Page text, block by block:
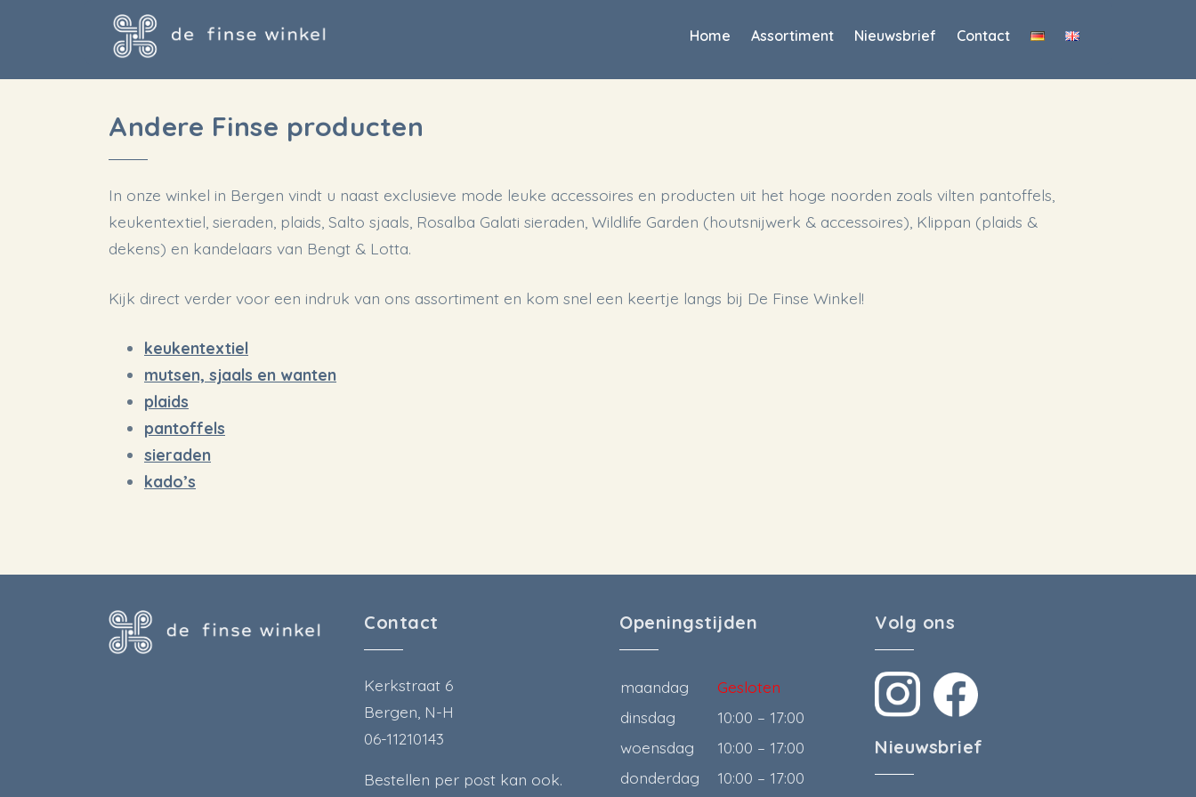
Home Assortiment Nieuwsbrief Contact
Andere Finse producten
In onze winkel in Bergen vindt u naast exclusieve mode leuke accessoires en producten uit het hoge noorden zoals vilten pantoffels,
keukentextiel, sieraden, plaids, Salto sjaals, Rosalba Galati sieraden, Wildlife Garden (houtsnijwerk & accessoires), Klippan (plaids &
dekens) en kandelaars van Bengt & Lotta.
Kijk direct verder voor een indruk van ons assortiment en kom snel een keertje langs bij De Finse Winkel!
keukentextiel
mutsen, sjaals en wanten
plaids
pantoffels
sieraden
kado’s
Contact
Kerkstraat 6
Bergen, N-H
06-11210143
Bestellen per post kan ook.
Openingstijden
maandag
Gesloten
dinsdag
10:00 – 17:00
woensdag
10:00 – 17:00
donderdag
10:00 – 17:00
Volg ons
Nieuwsbrief